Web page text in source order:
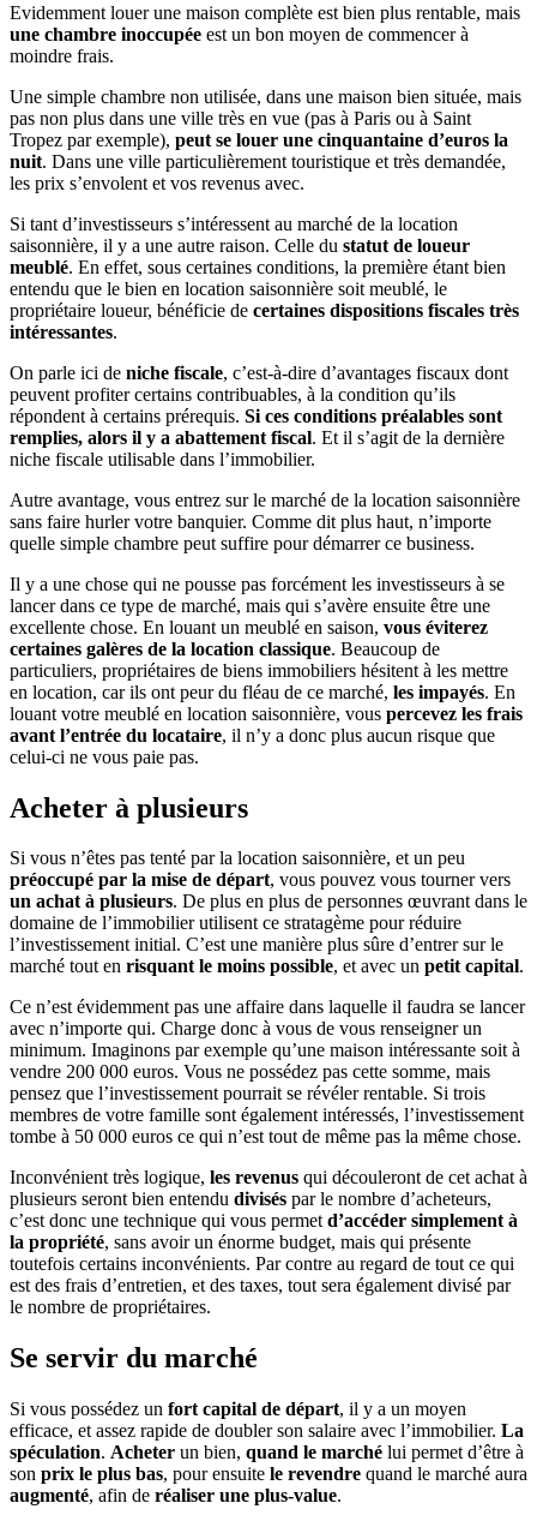
Evidemment louer une maison complète est bien plus rentable, mais
une chambre inoccupée est un bon moyen de commencer à
moindre frais.
Une simple chambre non utilisée, dans une maison bien située, mais
pas non plus dans une ville très en vue (pas à Paris ou à Saint
Tropez par exemple), peut se louer une cinquantaine d’euros la
nuit. Dans une ville particulièrement touristique et très demandée,
les prix s’envolent et vos revenus avec.
Si tant d’investisseurs s’intéressent au marché de la location
saisonnière, il y a une autre raison. Celle du statut de loueur
meublé. En effet, sous certaines conditions, la première étant bien
entendu que le bien en location saisonnière soit meublé, le
propriétaire loueur, bénéficie de certaines dispositions fiscales très
intéressantes.
On parle ici de niche fiscale, c’est-à-dire d’avantages fiscaux dont
peuvent profiter certains contribuables, à la condition qu’ils
répondent à certains prérequis. Si ces conditions préalables sont
remplies, alors il y a abattement fiscal. Et il s’agit de la dernière
niche fiscale utilisable dans l’immobilier.
Autre avantage, vous entrez sur le marché de la location saisonnière
sans faire hurler votre banquier. Comme dit plus haut, n’importe
quelle simple chambre peut suffire pour démarrer ce business.
Il y a une chose qui ne pousse pas forcément les investisseurs à se
lancer dans ce type de marché, mais qui s’avère ensuite être une
excellente chose. En louant un meublé en saison, vous éviterez
certaines galères de la location classique. Beaucoup de
particuliers, propriétaires de biens immobiliers hésitent à les mettre
en location, car ils ont peur du fléau de ce marché, les impayés. En
louant votre meublé en location saisonnière, vous percevez les frais
avant l’entrée du locataire, il n’y a donc plus aucun risque que
celui-ci ne vous paie pas.
Acheter à plusieurs
Si vous n’êtes pas tenté par la location saisonnière, et un peu
préoccupé par la mise de départ, vous pouvez vous tourner vers
un achat à plusieurs. De plus en plus de personnes œuvrant dans le
domaine de l’immobilier utilisent ce stratagème pour réduire
l’investissement initial. C’est une manière plus sûre d’entrer sur le
marché tout en risquant le moins possible, et avec un petit capital.
Ce n’est évidemment pas une affaire dans laquelle il faudra se lancer
avec n’importe qui. Charge donc à vous de vous renseigner un
minimum. Imaginons par exemple qu’une maison intéressante soit à
vendre 200 000 euros. Vous ne possédez pas cette somme, mais
pensez que l’investissement pourrait se révéler rentable. Si trois
membres de votre famille sont également intéressés, l’investissement
tombe à 50 000 euros ce qui n’est tout de même pas la même chose.
Inconvénient très logique, les revenus qui découleront de cet achat à
plusieurs seront bien entendu divisés par le nombre d’acheteurs,
c’est donc une technique qui vous permetd’accéder simplement à
la propriété, sans avoir un énorme budget, mais qui présente
toutefois certains inconvénients. Par contre au regard de tout ce qui
est des frais d’entretien, et des taxes, tout sera également divisé par
le nombre de propriétaires.
Se servir du marché
Si vous possédez un fort capital de départ, il y a un moyen
efficace, et assez rapide de doubler son salaire avec l’immobilier. La
spéculation. Acheter un bien, quand le marché lui permet d’être à
son prix le plus bas, pour ensuite le revendre quand le marché aura
augmenté, afin de réaliser une plus-value.